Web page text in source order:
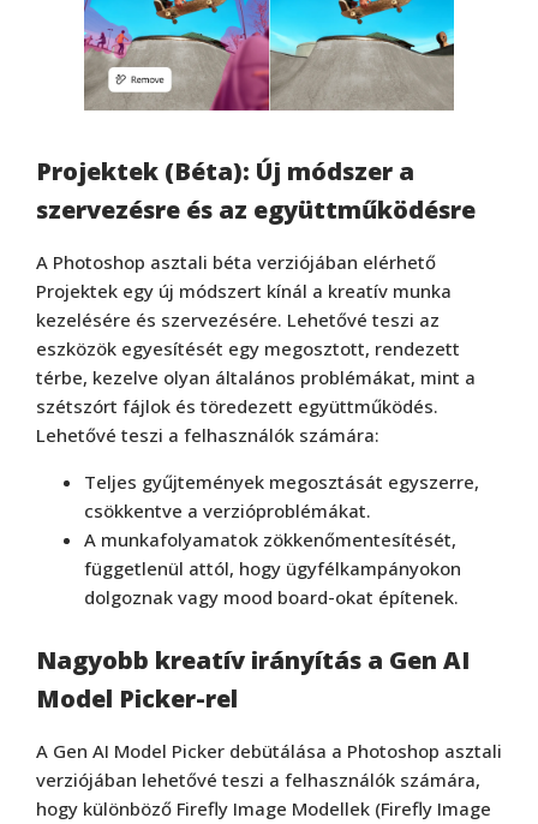
Projektek (Béta): Új módszer a
szervezésre és az együttműködésre
A Photoshop asztali béta verziójában elérhető
Projektek egy új módszert kínál a kreatív munka
kezelésére és szervezésére. Lehetővé teszi az
eszközök egyesítését egy megosztott, rendezett
térbe, kezelve olyan általános problémákat, mint a
szétszórt fájlok és töredezett együttműködés.
Lehetővé teszi a felhasználók számára:
Teljes gyűjtemények megosztását egyszerre,
csökkentve a verzióproblémákat.
A munkafolyamatok zökkenőmentesítését,
függetlenül attól, hogy ügyfélkampányokon
dolgoznak vagy mood board-okat építenek.
Nagyobb kreatív irányítás a Gen AI
Model Picker-rel
A Gen AI Model Picker debütálása a Photoshop asztali
verziójában lehetővé teszi a felhasználók számára,
hogy különböző Firefly Image Modellek (Firefly Image